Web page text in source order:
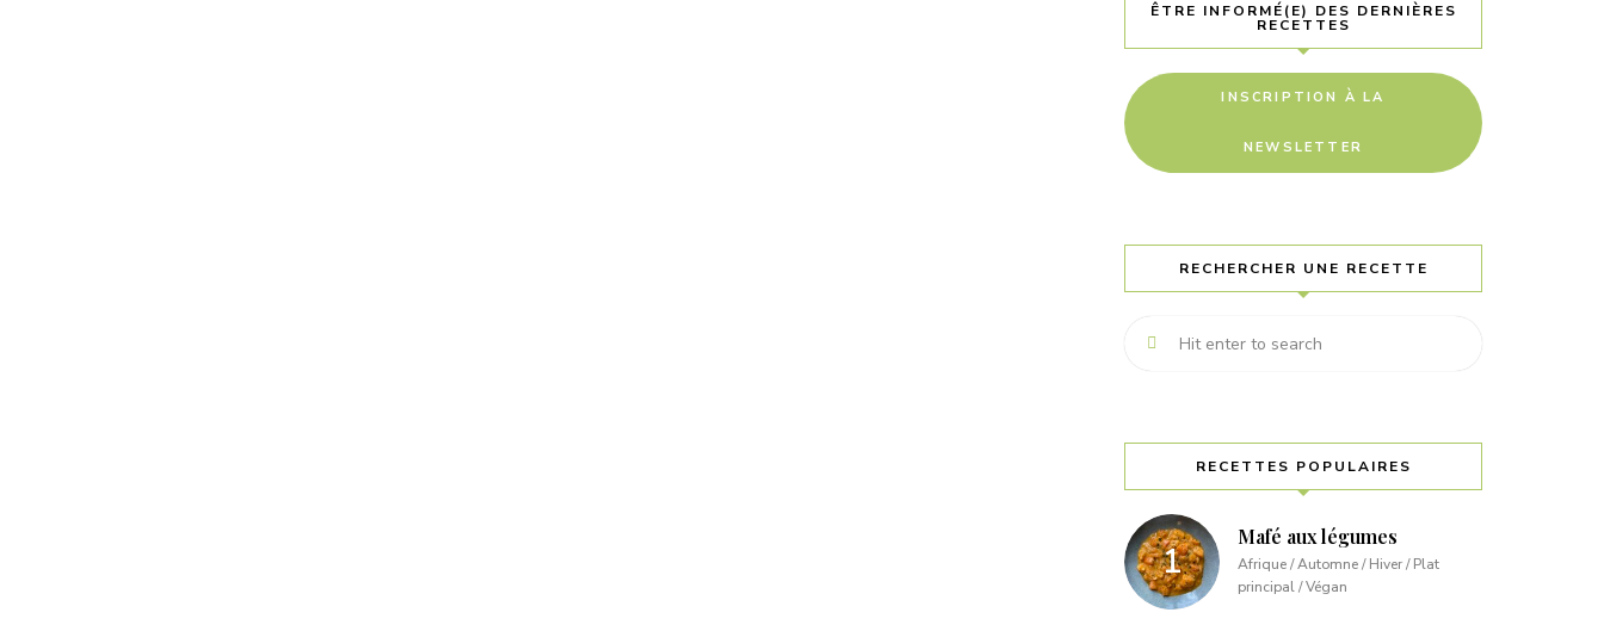
ÊTRE INFORMÉ(E) DES DERNIÈRES
RECETTES
INSCRIPTION À LA
NEWSLETTER
RECHERCHER UNE RECETTE
RECETTES POPULAIRES
Mafé aux légumes
Afrique / Automne / Hiver / Plat
principal / Végan